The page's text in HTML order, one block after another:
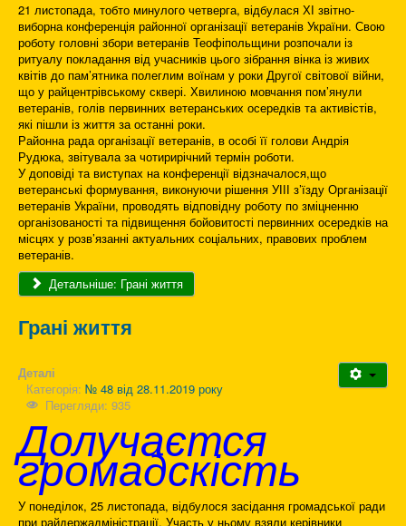
21 листопада, тобто минулого четверга, відбулася ХІ звітно-
виборна конференція районної організації ветеранів України. Свою
роботу головні збори ветеранів Теофіпольщини розпочали із
ритуалу покладання від учасників цього зібрання вінка із живих
квітів до пам’ятника полеглим воїнам у роки Другої світової війни,
що у райцентрівському сквері. Хвилиною мовчання пом’янули
ветеранів, голів первинних ветеранських осередків та активістів,
які пішли із життя за останні роки.
Районна рада організації ветеранів, в особі її голови Андрія
Рудюка, звітувала за чотирирічний термін роботи.
У доповіді та виступах на конференції відзначалося,що
ветеранські формування, виконуючи рішення УІІІ з’їзду Організації
ветеранів України, проводять відповідну роботу по зміцненню
організованості та підвищення бойовитості первинних осередків на
місцях у розв’язанні актуальних соціальних, правових проблем
ветеранів.
Детальніше: Грані життя
Грані життя
Деталі
Категорія: № 48 від 28.11.2019 року
Перегляди: 935
Долучаєтся
громадскість
У понеділок, 25 листопада, відбулося засідання громадської ради
при райдержадміністрації. Участь у ньому взяли керівники